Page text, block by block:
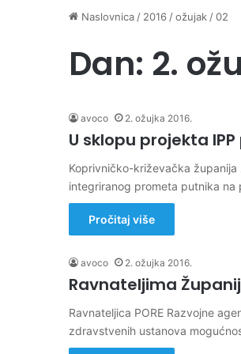
Naslovnica / 2016 /ožujak /02
Dan: 2.
avoco 2. ožujka 2016.
U sklopu projekta
Koprivničko-križevačka
integriranog prometa putnika
Pročitaj više
avoco 2. ožujka 2016.
Ravnateljima
Ravnateljica PORE Razvojne
zdravstvenih ustanova